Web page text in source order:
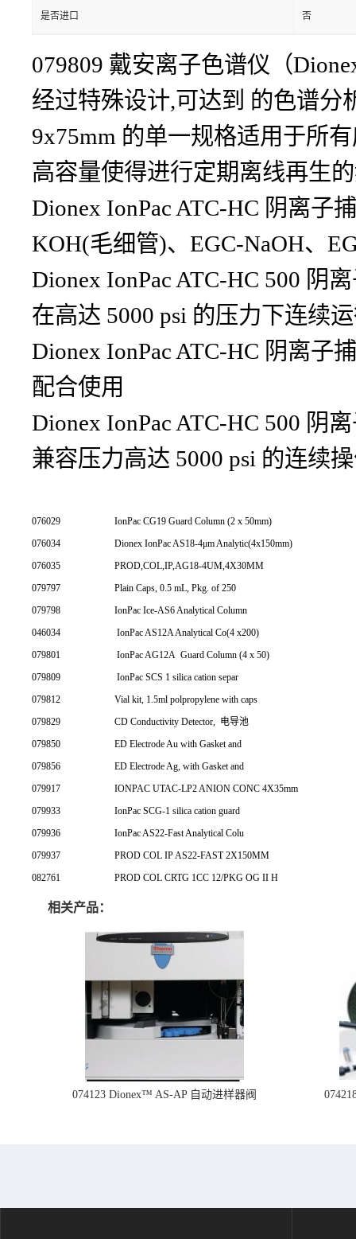
是否进口 否
079809 戴安离子色谱仪（
经过特殊设计,可达到 的色谱分
9x75mm 的单一规格适用于所
高容量使得进行定期离线再生
Dionex IonPac ATC-HC 阴离子
KOH(毛细管)、EGC-NaOH、
Dionex IonPac ATC-HC 500 阴
在高达 5000 psi 的压力下连续
Dionex IonPac ATC-HC 阴离
配合使用
Dionex IonPac ATC-HC 500 阴
兼容压力高达 5000 psi 的连续
076029
IonPac CG19 Guard Column (2 x 50mm)
076034
Dionex IonPac AS18-4μm Analytic(4x150mm)
076035
PROD,COL,IP,AG18-4UM,4X30MM
079797
Plain Caps, 0.5 mL, Pkg. of 250
079798
IonPac Ice-AS6 Analytical Column
046034
IonPac AS12A Analytical Co(4 x200)
079801
IonPac AG12A Guard Column (4 x 50)
079809
IonPac SCS 1 silica cation separ
079812
Vial kit, 1.5ml polpropylene with caps
079829
CD Conductivity Detector, 电导池
079850
ED Electrode Au with Gasket and
079856
ED Electrode Ag, with Gasket and
079917
IONPAC UTAC-LP2 ANION CONC 4X35mm
079933
IonPac SCG-1 silica cation guard
079936
IonPac AS22-Fast Analytical Colu
079937
PROD COL IP AS22-FAST 2X150MM
082761
PROD COL CRTG 1CC 12/PKG OG II H
相关产品：
074123 Dionex™ AS-AP 自动进样器阀